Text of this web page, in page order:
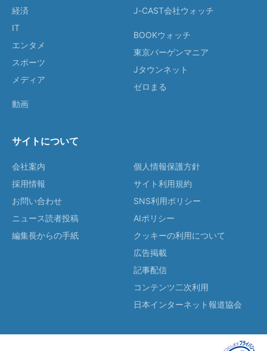
経済
IT
エンタメ
スポーツ
メディア
動画
J-CAST会社ウォッチ
BOOKウォッチ
東京バーゲンマニア
Jタウンネット
ゼロまる
サイトについて
会社案内
採用情報
お問い合わせ
ニュース読者投稿
編集長からの手紙
個人情報保護方針
サイト利用規約
SNS利用ポリシー
AIポリシー
クッキーの利用について
広告掲載
記事配信
コンテンツ二次利用
日本インターネット報道協会